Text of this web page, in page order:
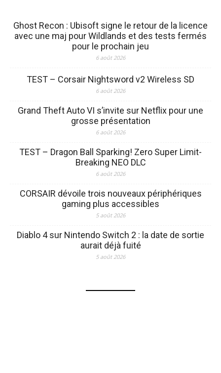
Ghost Recon : Ubisoft signe le retour de la licence
avec une maj pour Wildlands et des tests fermés
pour le prochain jeu
6 août 2026
TEST – Corsair Nightsword v2 Wireless SD
6 août 2026
Grand Theft Auto VI s’invite sur Netflix pour une
grosse présentation
6 août 2026
TEST – Dragon Ball Sparking! Zero Super Limit-
Breaking NEO DLC
6 août 2026
CORSAIR dévoile trois nouveaux périphériques
gaming plus accessibles
5 août 2026
Diablo 4 sur Nintendo Switch 2 : la date de sortie
aurait déjà fuité
5 août 2026